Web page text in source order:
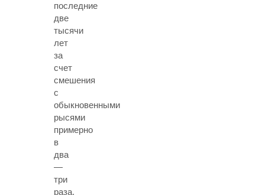
последние
две
тысячи
лет
за
счет
смешения
с
обыкновенными
рысями
примерно
в
два
—
три
раза.